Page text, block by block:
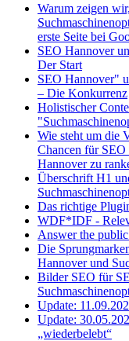
Warum zeigen
erste Seite bei
SEO Hannover
Der Start
SEO Hannover"
– Die Konkurrenz
Holistischer
Wie steht um die
Chancen für
Hannover zu
Überschrift H1
Das richtige
WDF*IDF -
Answer the
Die
Hannover und
Bilder SEO für
Update:
Update:
„wiederbelebt“